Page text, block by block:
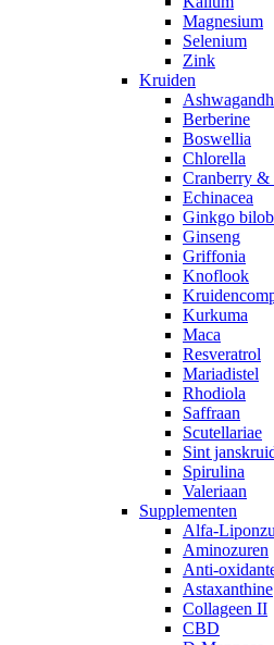
Magnesium
Selenium
Zink
Kruiden
Berberine
Boswellia
Chlorella
Cranberry &
Echinacea
Ginkgo
Ginseng
Griffonia
Knoflook
Kurkuma
Maca
Resveratrol
Mariadistel
Rhodiola
Saffraan
Scutellariae
Sint
Spirulina
Valeriaan
Supplementen
Alfa-
Aminozuren
Anti-
Astaxanthine
Collageen II
CBD